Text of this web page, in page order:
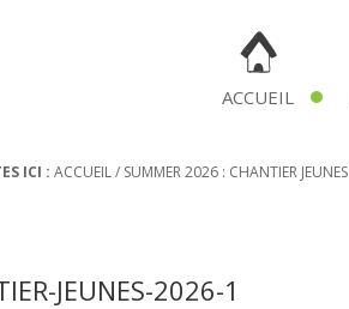
ACCUEIL
ICI : ACCUEIL/ SUMMER 2026 : CHANTIER JEUNES
JEUNES-2026-1